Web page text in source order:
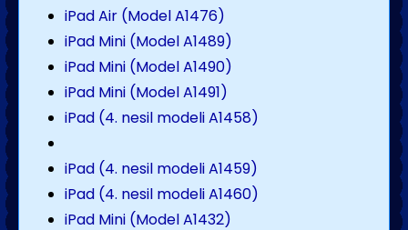
iPad Air (Model A1476)
iPad Mini (Model A1489)
iPad Mini (Model A1490)
iPad Mini (Model A1491)
iPad (4. nesil modeli A1458)
iPad (4. nesil modeli A1459)
iPad (4. nesil modeli A1460)
iPad Mini (Model A1432)